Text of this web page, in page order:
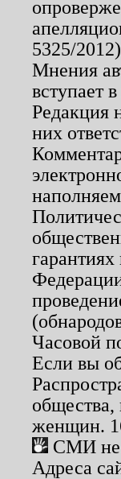
5325/
Мнения
вступает
Редакция
них
Часовой
Если вы
женщин.
СМИ не
Адреса